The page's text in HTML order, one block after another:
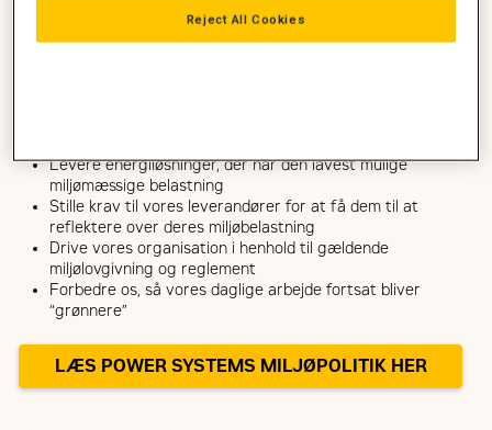
og leverandører. Endvidere forventer myndighederne at
virksomhederne formulerer bæredygtige mål og fremmer
Levere energiløsninger, der har den lavest mulige
miljømæssige belastning
Stille krav til vores leverandører for at få dem til at
reflektere over deres miljøbelastning
Drive vores organisation i henhold til gældende
miljølovgivning og reglement
Forbedre os, så vores daglige arbejde fortsat bliver
“grønnere”
LÆS POWER SYSTEMS MILJØPOLITIK HER
Reject All Cookies